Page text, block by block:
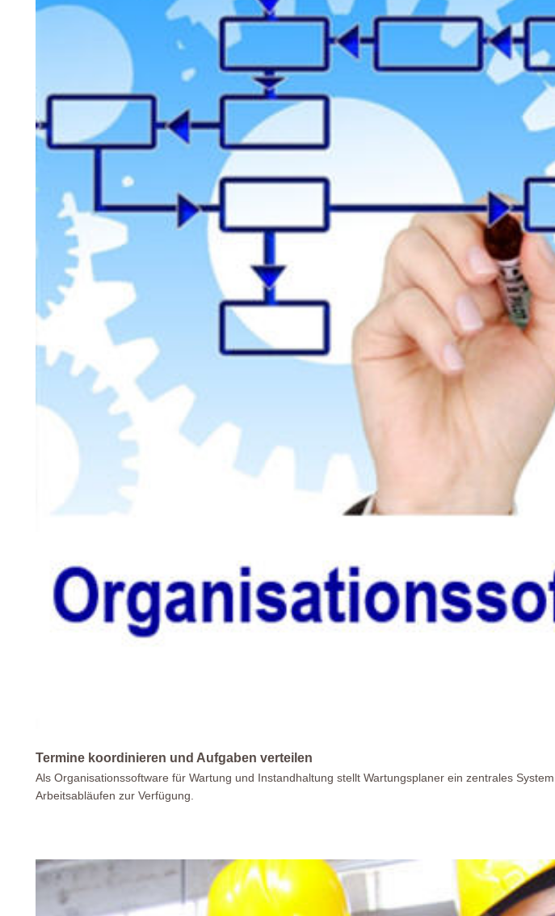
Termine koordinieren und Aufgaben verteilen
Als Organisationssoftware für Wartung und Instandhaltung stellt Wartungsplaner ein zentrales
Arbeitsabläufen zur Verfügung.